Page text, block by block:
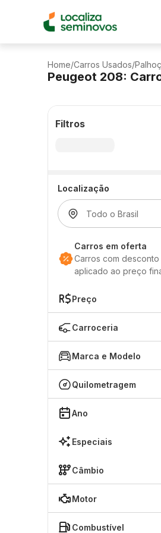
Home/Carros Usados/
Peugeot 208:
Filtros
Localização
Carros em oferta
Carros com desconto
aplicado ao preço
Preço
Carroceria
Marca e Modelo
Quilometragem
Ano
Especiais
Câmbio
Motor
Combustível